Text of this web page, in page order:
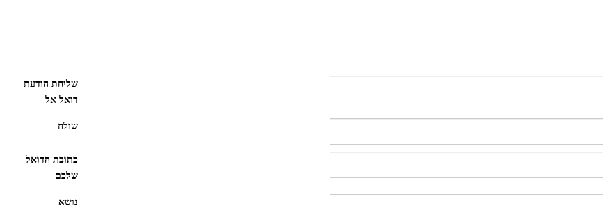
שליחת הודעת
דואל אל
שולח
כתובת הדואל
שלכם
נושא